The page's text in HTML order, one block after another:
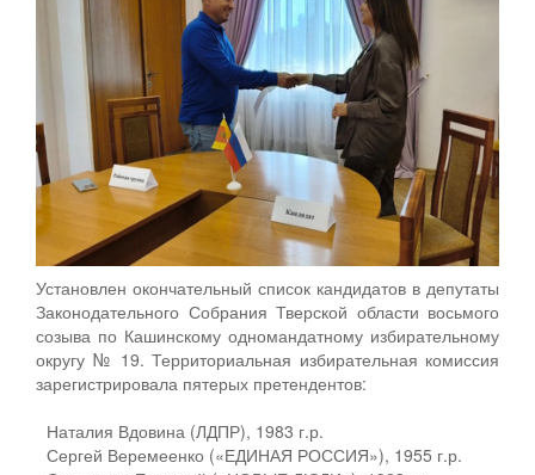
Установлен окончательный список кандидатов в депутаты
Законодательного Собрания Тверской области восьмого
созыва по Кашинскому одномандатному избирательному
округу № 19. Территориальная избирательная комиссия
зарегистрировала пятерых претендентов:
Наталия Вдовина (ЛДПР), 1983 г.р.
Сергей Веремеенко («ЕДИНАЯ РОССИЯ»), 1955 г.р.